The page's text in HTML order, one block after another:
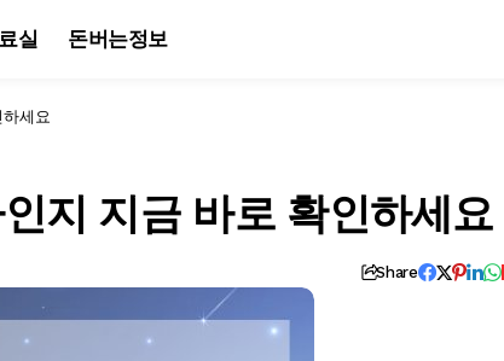
실 돈버는정보
세요
지 지금 바로 확인하세요
Share